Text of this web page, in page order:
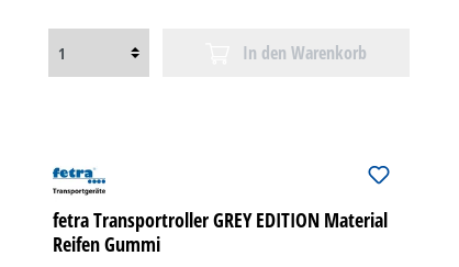
In den Warenkorb
fetra Transportroller GREY EDITION Material
Reifen Gummi